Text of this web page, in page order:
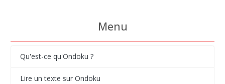
Menu
Qu'est-ce qu'Ondoku ?
Lire un texte sur Ondoku